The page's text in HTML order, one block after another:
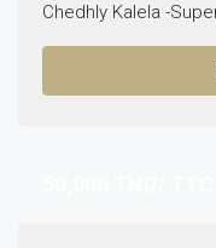
Chedhly Kalela -
Chedhly Kalela Pour